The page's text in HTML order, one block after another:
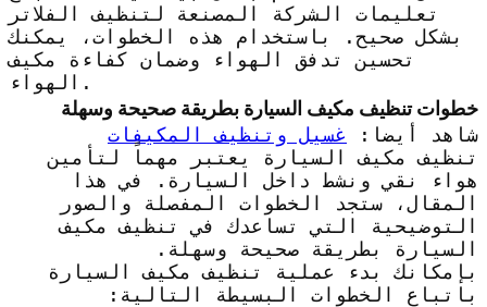
تعليمات الشركة المصنعة لتنظيف الفلاتر
بشكل صحيح. باستخدام هذه الخطوات، يمكنك
تحسين تدفق الهواء وضمان كفاءة مكيف
الهواء.
خطوات تنظيف مكيف السيارة بطريقة صحيحة وسهلة
شاهد أيضا: غسيل وتنظيف المكيفات
تنظيف مكيف السيارة يعتبر مهماً لتأمين
هواء نقي ونشط داخل السيارة. في هذا
المقال، ستجد الخطوات المفصلة والصور
التوضيحية التي تساعدك في تنظيف مكيف
السيارة بطريقة صحيحة وسهلة.
بإمكانك بدء عملية تنظيف مكيف السيارة
باتباع الخطوات البسيطة التالية: